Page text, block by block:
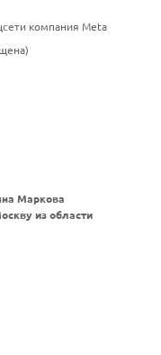
компания Meta
Маркова
из области